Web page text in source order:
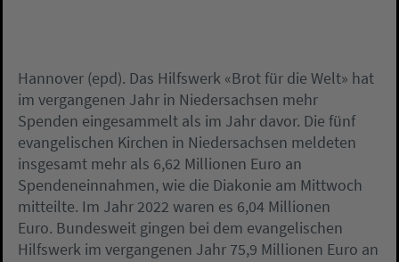
Hannover (epd). Das Hilfswerk «Brot für die Welt» hat
im vergangenen Jahr in Niedersachsen mehr
Spenden eingesammelt als im Jahr davor. Die fünf
evangelischen Kirchen in Niedersachsen meldeten
insgesamt mehr als 6,62 Millionen Euro an
Spendeneinnahmen, wie die Diakonie am Mittwoch
mitteilte. Im Jahr 2022 waren es 6,04 Millionen
Euro. Bundesweit gingen bei dem evangelischen
Hilfswerk im vergangenen Jahr 75,9 Millionen Euro an